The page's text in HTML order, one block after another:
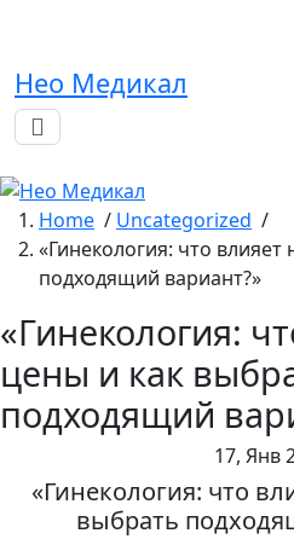
content
Нео Медикал
Home / Uncategorized /
«Гинекология: что
подходящий вариант?»
«Гинекология:
цены и как
подходящий
17, Янв
«Гинекология: что
выбрать